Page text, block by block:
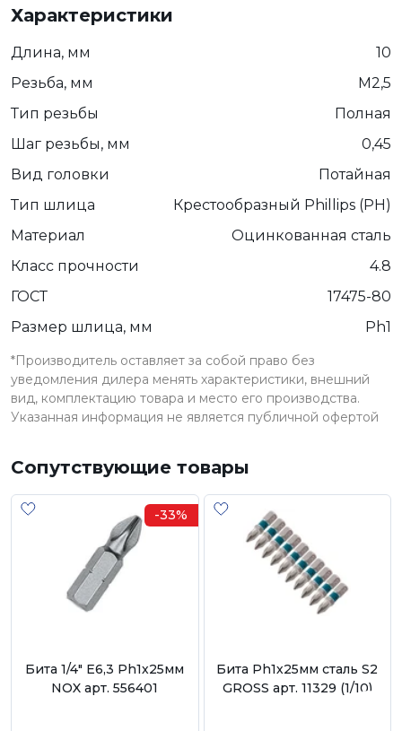
Характеристики
Длина, мм
10
Резьба, мм
М2,5
Тип резьбы
Полная
Шаг резьбы, мм
0,45
Вид головки
Потайная
Тип шлица
Крестообразный Phillips (PH)
Материал
Оцинкованная сталь
Класс прочности
4.8
ГОСТ
17475-80
Размер шлица, мм
Ph1
*Производитель оставляет за собой право без
уведомления дилера менять характеристики, внешний
вид, комплектацию товара и место его производства.
Указанная информация не является публичной офертой
Сопутствующие товары
Бита 1/4" E6,3 Ph1х25мм
NOX арт. 556401
-33%
Бита Ph1х25мм сталь S2
GROSS арт. 11329 (1/10)